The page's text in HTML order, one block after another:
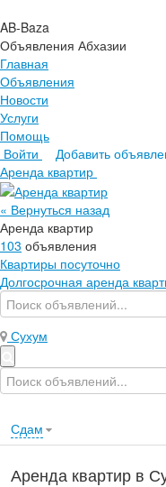
AB-Baza
Объявления Абхазии
Главная
Объявления
Новости
Услуги
Помощь
Войти
Добавить
Главная
Объявления
Новости
Услуги
Помощь
Аренда квартир
« Вернуться назад
Аренда квартир
103 объявления
Квартиры посуточно
Долгосрочная аренда
Сухум
Сдам
Аренда квартир в